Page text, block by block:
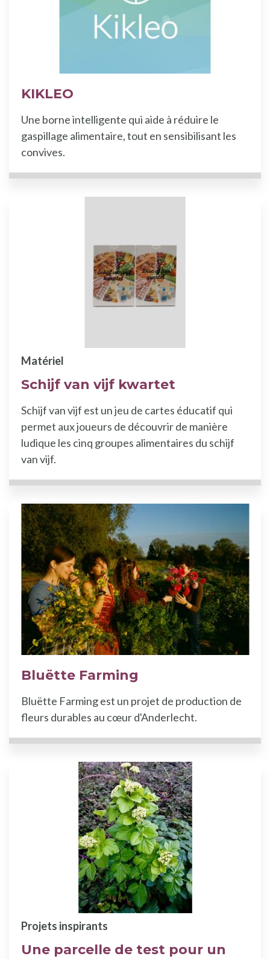
KIKLEO
Une borne intelligente qui aide à réduire le
gaspillage alimentaire, tout en sensibilisant les
convives.
Schijf van vijf kwartet
Matériel
Schijf van vijf est un jeu de cartes éducatif qui
permet aux joueurs de découvrir de manière
ludique les cinq groupes alimentaires du schijf
van vijf.
Bluëtte Farming
Bluëtte Farming est un projet de production de
fleurs durables au cœur d'Anderlecht.
Une parcelle de test pour un
Projets inspirants